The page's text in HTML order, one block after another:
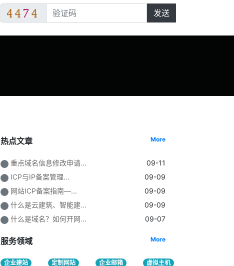
More
热点文章
09-11
重点域名信息修改申请...
09-09
ICP与IP备案管理...
09-09
网站ICP备案指南—...
09-09
什么是云建筑、智能建...
09-07
什么是域名？如何开网...
More
服务领域
企业建站 定制网站 企业邮箱 虚拟主机